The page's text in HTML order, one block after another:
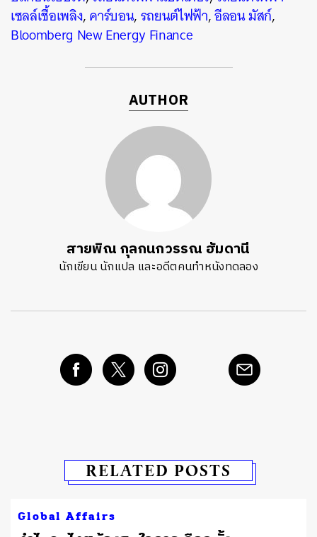
เซลล์เชื้อเพลิง,คาร์บอน,รถยนต์ไฟฟ้า,อีลอน มัสก์,
Bloomberg New Energy Finance
AUTHOR
สายพิณ กุลกนกวรรณ ฮัมดานี
นักเขียน นักแปล และอดีตคนทำหนังทดลอง
RELATED POSTS
Global Affairs